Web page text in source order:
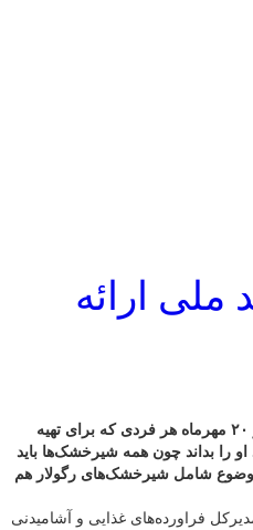
ملی ارائه
مدیرکل فرآورده‌های غذایی و آشامیدنی سازمان غذا و دارو گفت: از ۲۰ مهرماه هر فردی که برای تهیه
را بداند چون همه شیرخشک‌ها باید
موضوع شامل شیرخشک‌های رگولار هم
فراورده‌های غذایی و آشامیدنی